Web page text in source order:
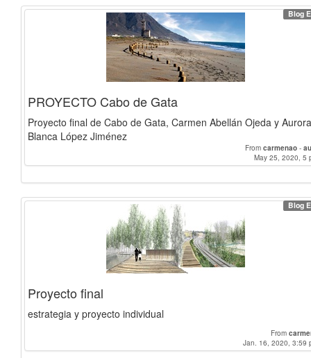
Blog
PROYECTO Cabo de Gata
Proyecto final de Cabo de Gata, Carmen Abellán Ojeda y Aurora
Blanca López Jiménez
From carmenao -
May 25, 2020, 5
Blog
Proyecto final
estrategia y proyecto individual
From
Jan. 16, 2020, 3:59